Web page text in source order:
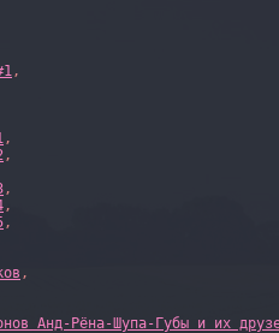
,
,
,
,
,
,
,
Анд-Рёна-Шупа-Губы и их